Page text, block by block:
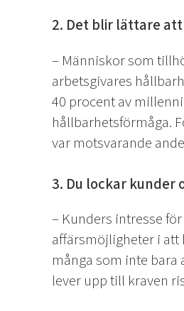
2. Det blir lättare
– Människor som
arbetsgivares
40 procent av
hållbarhetsförmåga.
var motsvarande
3. Du lockar kunder
– Kunders intresse
affärsmöjligheter i att
många som inte
lever upp till kraven